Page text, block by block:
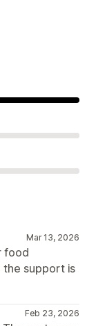
Mar 13, 2026
food
the support is
Feb 23, 2026